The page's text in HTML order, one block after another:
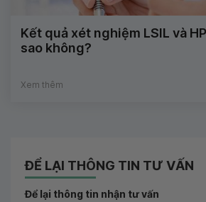
Kết quả xét nghiệm LSIL và
sao không?
Xem thêm
ĐỂ LẠI THÔNG TIN TƯ VẤN
Để lại thông tin nhận tư vấn